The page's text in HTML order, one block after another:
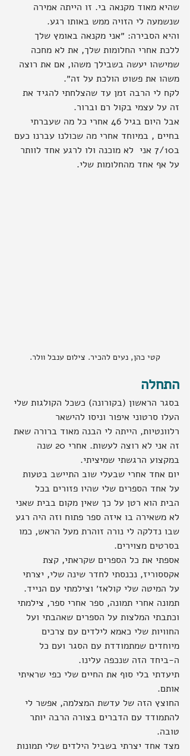
שהיא מאוד מקנאה בי. זו הייתה אמירה
שנשמעה לי הזויה ממש באותו רגע.
והיא הסבירה: ״אני מקנאה באומץ שלך
ללכת אחרי החלומות שלך, את לא מחכה
שמישהו יעשה בשבילך משהו, אם את רוצה
משהו את פשוט הולכת על זה״.
לקח לי הרבה זמן עד שהצלחתי להגיד את
זה על עצמי בקול רם וברור.
אבל היום בגיל 46 אחרי כל מה שעברתי
בחיים , במיוחד אחרי מה שכולנו עברנו כעם
ב7/10 אני  לא מוכנה ולו לרגע אחד לוותר
על אף אחד מהחלומות שלי.
קטי כהן, נעים להכיר. צילום ענבל וולר.
התחלה
בסגר הראשון (בקורונה) כשכל הקולגות שלי
העלו סרטוני איפור וניסו להישאר
רלוונטיות, הייתה לי הבנה מאוד ברורה שאת
זה אני לא רוצה לעשות. אחרי 20 שנה
במקצוע הרגשתי שמיציתי.
יום אחד אחרי שבעלי שוב התיישב בטעות
על אחד הספרים שלי שהיו פזורים בכל
הבית הוא רטן על כך שאין מקום בבית שאני
לא משאירה בו איזה ספר פתוח וזה היה רגע
שבו נדלקה לי נורה זוהרת מעל הראש, כמו
בסרטים מצוירים.
אספתי את כל הספרים שקראתי, קצת
אקססוריז, נכנסתי לחדר שינה שלי, יצרתי
על המיטה שלי קולאז׳ וצילמתי עם הנייד.
תמונה אחרי תמונה, ספר אחרי ספר, צילמתי
וכתבתי המלצות על הספרים שאהבתי ועל
החוויות שלי כאמא לילדים עם צרכים
מיוחדים שמתמודדת עם הסגר ועם כל
ה-ביחד הזה שנכפה עלינו.
תיעדתי בלי סוף את החיים שלי כפי שראיתי
אותם.
החוצץ הזה של עדשת המצלמה, אפשר לי
להתמודד עם הדברים בצורה הרבה יותר
טובה.
מצד אחד יצרתי בשביל הילדים שלי תמונות